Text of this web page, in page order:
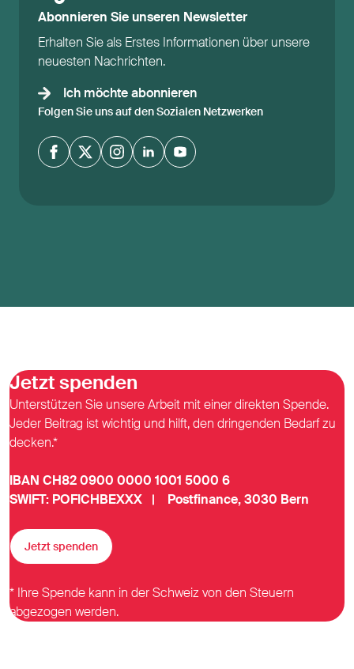
Abonnieren Sie unseren Newsletter
Erhalten Sie als Erstes Informationen über unsere
neuesten Nachrichten.
Ich möchte abonnieren
Folgen Sie uns auf den Sozialen Netzwerken
Jetzt spenden
Unterstützen Sie unsere Arbeit mit einer direkten Spende.
Jeder Beitrag ist wichtig und hilft, den dringenden Bedarf zu
decken.*
IBAN CH82 0900 0000 1001 5000 6
SWIFT: POFICHBEXXX | Postfinance, 3030 Bern
Jetzt spenden
* Ihre Spende kann in der Schweiz von den Steuern
abgezogen werden.